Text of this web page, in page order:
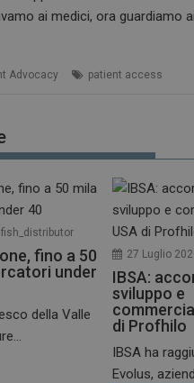
ai medici, ora guardiamo
Advocacy patient access
fino a 50
under
della Valle
27 Luglio
IBSA:
sviluppo e
di Profhilo
IBSA ha
Evolus,
PHPSESSID
_ga_Z2VT792F98
tracking-sites-
ironfish-tracking-
enable